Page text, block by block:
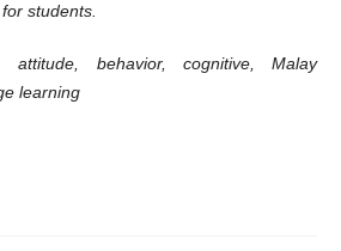
students.
attitude, behavior, cognitive, Malay
learning